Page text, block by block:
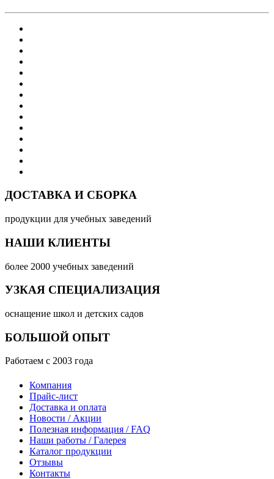
ДОСТАВКА И СБОРКА
продукции для учебных заведений
НАШИ КЛИЕНТЫ
более 2000 учебных заведений
УЗКАЯ СПЕЦИАЛИЗАЦИЯ
оснащение школ и детских садов
БОЛЬШОЙ ОПЫТ
Работаем с 2003 года
Компания
Прайс-лист
Доставка и оплата
Новости / Акции
Полезная информация / FAQ
Наши работы / Галерея
Каталог продукции
Отзывы
Контакты